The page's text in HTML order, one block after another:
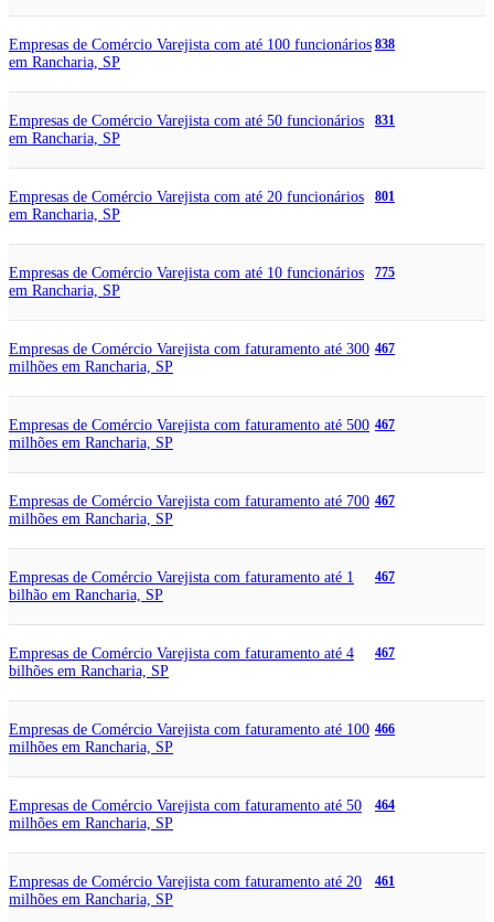
Empresas de Comércio Varejista com até 100 funcionários
em Rancharia, SP
838
Empresas de Comércio Varejista com até 50 funcionários
em Rancharia, SP
831
Empresas de Comércio Varejista com até 20 funcionários
em Rancharia, SP
801
Empresas de Comércio Varejista com até 10 funcionários
em Rancharia, SP
775
Empresas de Comércio Varejista com faturamento até 300
milhões em Rancharia, SP
467
Empresas de Comércio Varejista com faturamento até 500
milhões em Rancharia, SP
467
Empresas de Comércio Varejista com faturamento até 700
milhões em Rancharia, SP
467
Empresas de Comércio Varejista com faturamento até 1
bilhão em Rancharia, SP
467
Empresas de Comércio Varejista com faturamento até 4
bilhões em Rancharia, SP
467
Empresas de Comércio Varejista com faturamento até 100
milhões em Rancharia, SP
466
Empresas de Comércio Varejista com faturamento até 50
milhões em Rancharia, SP
464
Empresas de Comércio Varejista com faturamento até 20
milhões em Rancharia, SP
461